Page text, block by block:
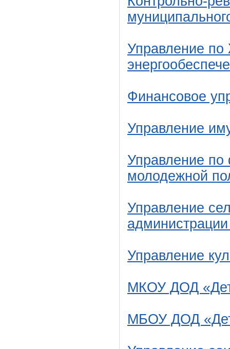
Управление по
Финансовое
Управление
Управление по
молодежной
Управление
Управление
МКОУ ДОД
МБОУ ДОД